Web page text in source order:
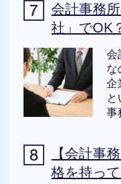
会計事務
社」でOK
会
な
企
と
事
【会計事
格を持っ